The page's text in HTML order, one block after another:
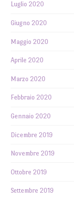
Luglio 2020
Giugno 2020
Maggio 2020
Aprile 2020
Marzo 2020
Febbraio 2020
Gennaio 2020
Dicembre 2019
Novembre 2019
Ottobre 2019
Settembre 2019